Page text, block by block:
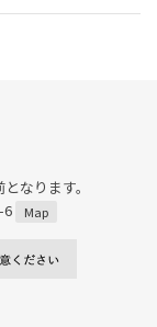
なります。
6
Map